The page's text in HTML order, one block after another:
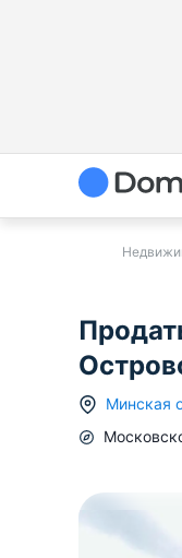
Минская